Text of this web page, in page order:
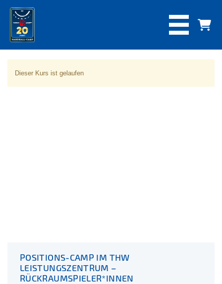
Dieser Kurs ist gelaufen
POSITIONS-CAMP IM THW
LEISTUNGSZENTRUM –
RÜCKRAUMSPIELER*INNEN